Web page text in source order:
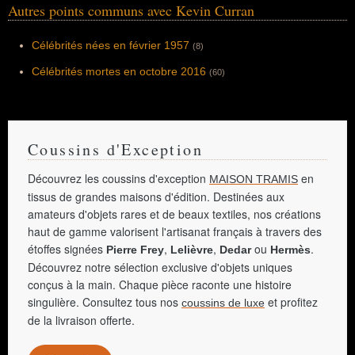
Autres points communs avec Kevin Curran
Célébrités nées en février 1957 (8)
Célébrités mortes en octobre 2016 (60)
Coussins d'Exception
Découvrez les coussins d'exception MAISON TRAMIS en
tissus de grandes maisons d'édition. Destinées aux
amateurs d'objets rares et de beaux textiles, nos créations
haut de gamme valorisent l'artisanat français à travers des
étoffes signées Pierre Frey, Lelièvre, Dedarou Hermès.
Découvrez notre sélection exclusive d'objets uniques
conçus à la main. Chaque pièce raconte une histoire
singulière. Consultez tous nos coussins de luxe et profitez
de la livraison offerte.